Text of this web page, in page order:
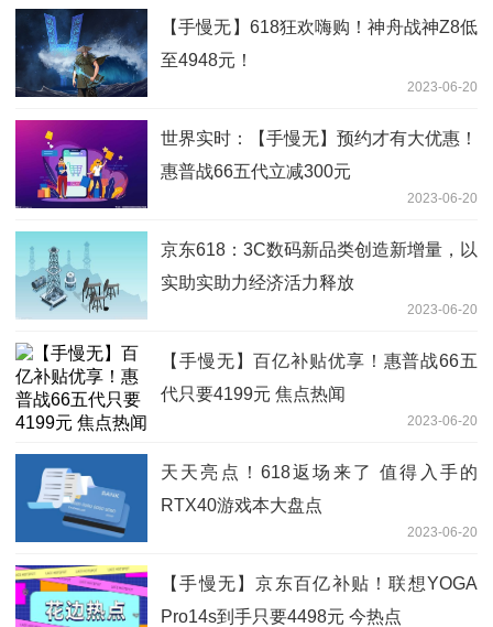
【手慢无】618狂欢嗨购！神舟战神Z8低
至4948元！
2023-06-20
世界实时：【手慢无】预约才有大优惠！
惠普战66五代立减300元
2023-06-20
京东618：3C数码新品类创造新增量，以
实助实助力经济活力释放
2023-06-20
【手慢无】百亿补贴优享！惠普战66五
代只要4199元 焦点热闻
2023-06-20
天天亮点！618返场来了 值得入手的
RTX40游戏本大盘点
2023-06-20
【手慢无】京东百亿补贴！联想YOGA
Pro14s到手只要4498元 今热点